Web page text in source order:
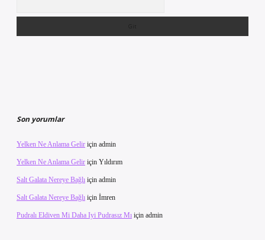
Son yorumlar
Yelken Ne Anlama Gelir için admin
Yelken Ne Anlama Gelir için Yıldırım
Salt Galata Nereye Bağlı için admin
Salt Galata Nereye Bağlı için İmren
Pudralı Eldiven Mi Daha Iyi Pudrasız Mı için admin